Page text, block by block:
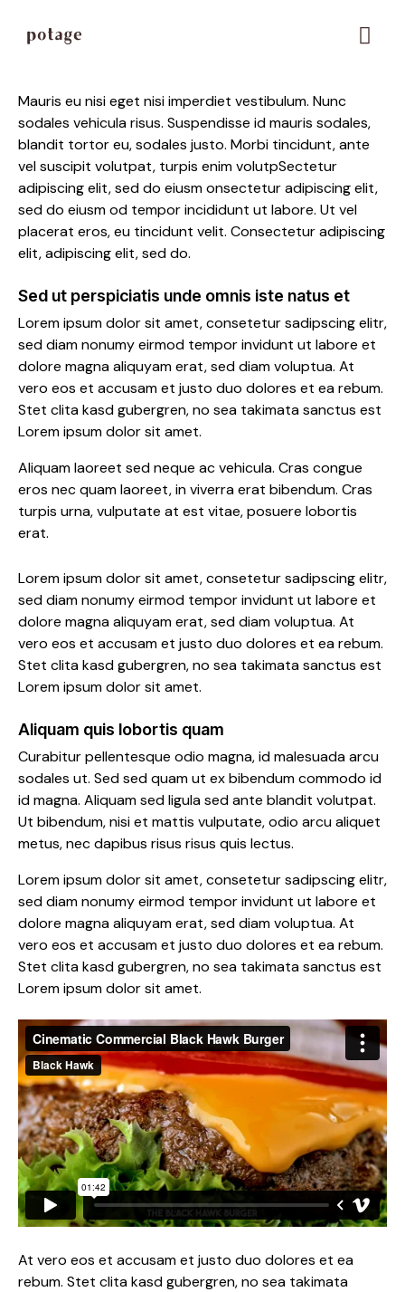
Mauris eu nisi eget nisi imperdiet vestibulum. Nunc
sodales vehicula risus. Suspendisse id mauris sodales,
blandit tortor eu, sodales justo. Morbi tincidunt, ante
vel suscipit volutpat, turpis enim volutpSectetur
adipiscing elit, sed do eiusm onsectetur adipiscing elit,
sed do eiusm od tempor incididunt ut labore. Ut vel
placerat eros, eu tincidunt velit. Consectetur adipiscing
elit, adipiscing elit, sed do.
Sed ut perspiciatis unde omnis iste natus et
Lorem ipsum dolor sit amet, consetetur sadipscing elitr,
sed diam nonumy eirmod tempor invidunt ut labore et
dolore magna aliquyam erat, sed diam voluptua. At
vero eos et accusam et justo duo dolores et ea rebum.
Stet clita kasd gubergren, no sea takimata sanctus est
Lorem ipsum dolor sit amet.
Aliquam laoreet sed neque ac vehicula. Cras congue
eros nec quam laoreet, in viverra erat bibendum. Cras
turpis urna, vulputate at est vitae, posuere lobortis
erat.
Lorem ipsum dolor sit amet, consetetur sadipscing elitr,
sed diam nonumy eirmod tempor invidunt ut labore et
dolore magna aliquyam erat, sed diam voluptua. At
vero eos et accusam et justo duo dolores et ea rebum.
Stet clita kasd gubergren, no sea takimata sanctus est
Lorem ipsum dolor sit amet.
Aliquam quis lobortis quam
Curabitur pellentesque odio magna, id malesuada arcu
sodales ut. Sed sed quam ut ex bibendum commodo id
id magna. Aliquam sed ligula sed ante blandit volutpat.
Ut bibendum, nisi et mattis vulputate, odio arcu aliquet
metus, nec dapibus risus risus quis lectus.
Lorem ipsum dolor sit amet, consetetur sadipscing elitr,
sed diam nonumy eirmod tempor invidunt ut labore et
dolore magna aliquyam erat, sed diam voluptua. At
vero eos et accusam et justo duo dolores et ea rebum.
Stet clita kasd gubergren, no sea takimata sanctus est
Lorem ipsum dolor sit amet.
At vero eos et accusam et justo duo dolores et ea
rebum. Stet clita kasd gubergren, no sea takimata